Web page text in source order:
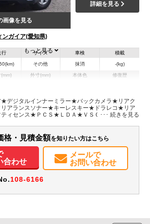
画像を見る
ンガイア(愛知県)
詳細を見る
行 サイズ
その他
車検
抹消
積載
-(kg)
(mm) 外寸(mm)
H:2,100
本体色 修復歴
装備情報
説明書（一部含む） メンテナンスノート（保証書）
もっと見る
デジタルインナーミラー★バックカメラ★リアク
アランスソナー★キーレスキー★ドラレコ★リア
ティセンス★ＰＣＳ★ＬＤＡ★ＶＳＣ★ＴＲＣ★車
＆バイザー
格・見積金額を知りたい方はこちら
合わせ
メールで
お問い合わせ
108-6166